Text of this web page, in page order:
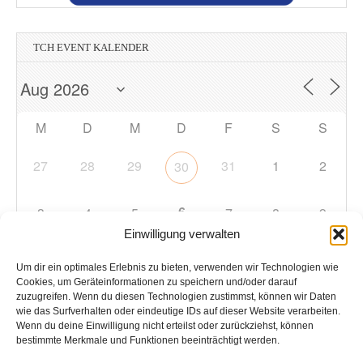
Einwilligung verwalten
Um dir ein optimales Erlebnis zu bieten, verwenden wir Technologien wie
Cookies, um Geräteinformationen zu speichern und/oder darauf
zuzugreifen. Wenn du diesen Technologien zustimmst, können wir Daten
wie das Surfverhalten oder eindeutige IDs auf dieser Website verarbeiten.
Wenn du deine Einwilligung nicht erteilst oder zurückziehst, können
bestimmte Merkmale und Funktionen beeinträchtigt werden.
TCH EVENT KALENDER
M D M D F S S
27 28 29 30 31 1 2
3 4 5 6 7 8 9
10 11 12 13 14 15
17 18 19 20 21 22 23